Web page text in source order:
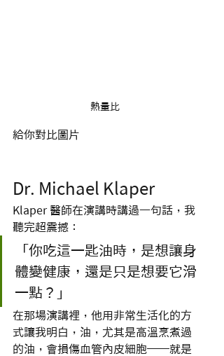
熱量比
給你對比圖片
Dr. Michael Klaper
Klaper 醫師在演講時講過一句話，我
聽完超震撼：
「你吃這一匙油時，是想讓身
體變健康，還是只是想要它滑
一點？」
在那場演講裡，他用非常生活化的方
式讓我明白，油，尤其是高溫烹煮過
的油，會損傷血管內皮細胞──就是